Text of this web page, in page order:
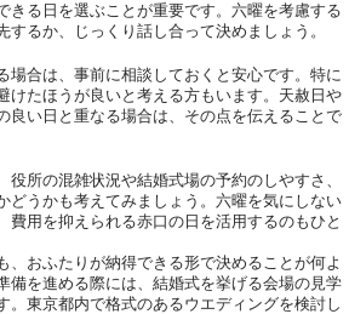
きる日を選ぶことが重要です。六曜を考慮する
するか、じっくり話し合って決めましょう。
場合は、事前に相談しておくと安心です。特に
けたほうが良いと考える方もいます。天赦日や
良い日と重なる場合は、その点を伝えることで
役所の混雑状況や結婚式場の予約のしやすさ、
どうかも考えてみましょう。六曜を気にしない
費用を抑えられる赤口の日を活用するのもひと
、おふたりが納得できる形で決めることが何よ
備を進める際には、結婚式を挙げる会場の見学
。東京都内で格式のあるウエディングを検討し